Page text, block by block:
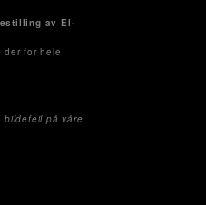
av El-
der for hele
bildefeil på våre